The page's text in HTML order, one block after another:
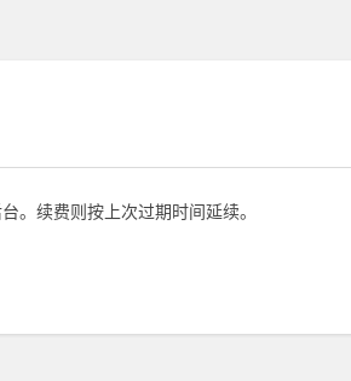
。续费则按上次过期时间延续。